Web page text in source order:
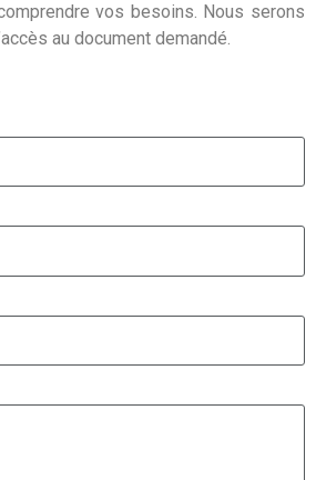
vos besoins. Nous serons
au document demandé.